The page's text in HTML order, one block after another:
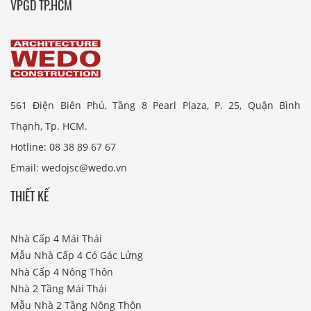
VPGD TP.HCM
561 Điện Biên Phủ, Tầng 8 Pearl Plaza, P. 25, Quận Bình
Thạnh, Tp. HCM.
Hotline: 08 38 89 67 67
Email: wedojsc@wedo.vn
THIẾT KẾ
Nhà Cấp 4 Mái Thái
Mẫu Nhà Cấp 4 Có Gác Lửng
Nhà Cấp 4 Nông Thôn
Nhà 2 Tầng Mái Thái
Mẫu Nhà 2 Tầng Nông Thôn